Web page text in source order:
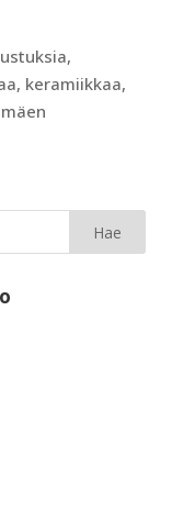
keramiikkaa,